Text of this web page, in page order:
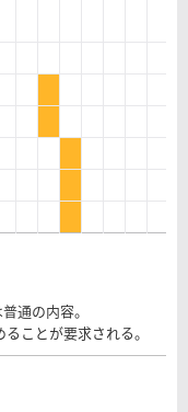
通の内容。
ことが要求される。